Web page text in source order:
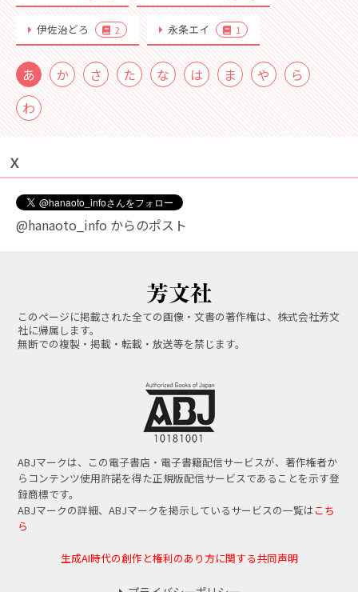
伊佐治どろ 2 永条エイ 1
あ か さ た な は ま や
ら
わ
Ｘ
@hanaoto_info からのポスト
このページに掲載された全ての画像・文書の著作権は、株式会社芳文
社に帰属します。
無断での複製・掲載・転載・放送等を禁じます。
ABJマークは、この電子書店・電子書籍配信サービスが、著作権者か
らコンテンツ使用許諾を得た正規版配信サービスであることを示す登
録商標です。
ABJマークの詳細、ABJマークを掲示しているサービスの一覧はこち
ら
生成AI時代の創作と権利のあり方に関する共同声明